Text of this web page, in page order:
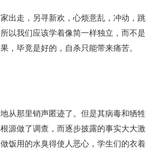
出走，另寻新欢，心烦意乱，冲动，跳
以我们应该学着像简一样独立，而不是
，毕竟是好的，自杀只能带来痛苦。
从那里销声匿迹了。但是其病毒和牺牲
源做了调查，而逐步披露的事实大大激
饭用的水臭得使人恶心，学生们的衣着